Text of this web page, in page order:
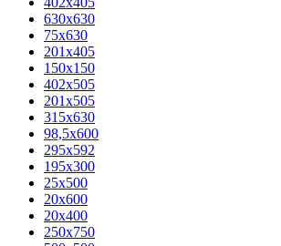
630x630
75x630
201x405
150x150
402x505
201x505
315x630
98,5х600
295x592
195х300
25x500
20х600
20х400
250x750